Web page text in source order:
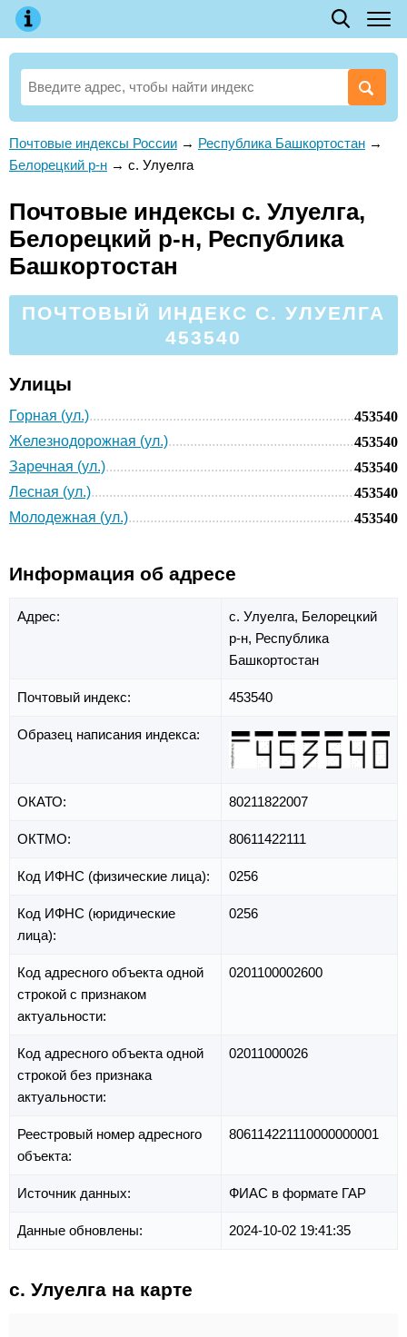
Почтовые индексы России → Республика Башкортостан →
Белорецкий р-н → с. Улуелга
Почтовые индексы с. Улуелга,
Белорецкий р-н, Республика
Башкортостан
ПОЧТОВЫЙ ИНДЕКС С. УЛУЕЛГА
453540
Улицы
Горная (ул.)
453540
Железнодорожная (ул.)
453540
Заречная (ул.)
453540
Лесная (ул.)
453540
Молодежная (ул.)
453540
Информация об адресе
Адрес: с. Улуелга, Белорецкий
р-н, Республика
Башкортостан
Почтовый индекс: 453540
Образец написания индекса:
ОКАТО: 80211822007
ОКТМО: 80611422111
Код ИФНС (физические лица): 0256
Код ИФНС (юридические
лица):
0256
Код адресного объекта одной
строкой с признаком
актуальности:
0201100002600
Код адресного объекта одной
строкой без признака
актуальности:
02011000026
Реестровый номер адресного
объекта:
806114221110000000001
Источник данных: ФИАС в формате ГАР
Данные обновлены: 2024-10-02 19:41:35
с. Улуелга на карте